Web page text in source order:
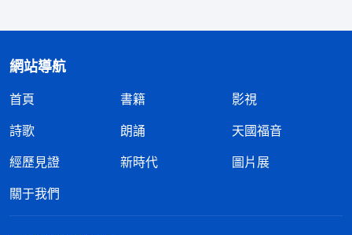
離了。還有一直做帶領工人的丹某，恩賜特長很突
出，但她盡本分常常高舉顯露自己，獨攬大權架空配
搭的弟兄姊妹，作惡多端被定性為敵基督開除了。從
道路。做帶領工人臨到的人事物多，操練的機會確實
網站導航
首頁 書籍
影視
詩歌
朗誦
天國福音
經歷見證
新時代
圖片展
關于我們